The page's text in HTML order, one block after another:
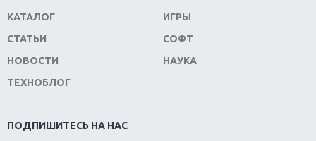
Switch
Обзор игры The Crew 2: покорение Америки
Важнейшие анонсы E3 2018
Крупнейшие релизы мая: Nintendo, Microsoft и
КАТАЛОГ
СТАТЬИ
НОВОСТИ
ТЕХНОБЛОГ
ИГРЫ
СОФТ
НАУКА
ПОДПИШИТЕСЬ НА НАС